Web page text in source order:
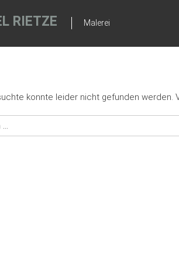
RIETZE Malerei
konnte leider nicht gefunden werden.